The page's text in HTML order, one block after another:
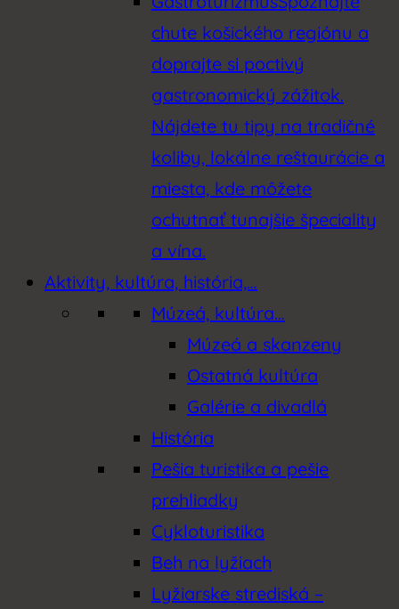
chute košického regiónu a
doprajte si poctivý
gastronomický zážitok.
Nájdete tu tipy na tradičné
koliby, lokálne reštaurácie a
miesta, kde môžete
ochutnať tunajšie špeciality
a vína.
Aktivity, kultúra, história,…
Múzeá, kultúra…
Múzeá a skanzeny
Ostatná kultúra
Galérie a divadlá
História
Pešia turistika a pešie
prehliadky
Cykloturistika
Beh na lyžiach
Lyžiarske strediská –